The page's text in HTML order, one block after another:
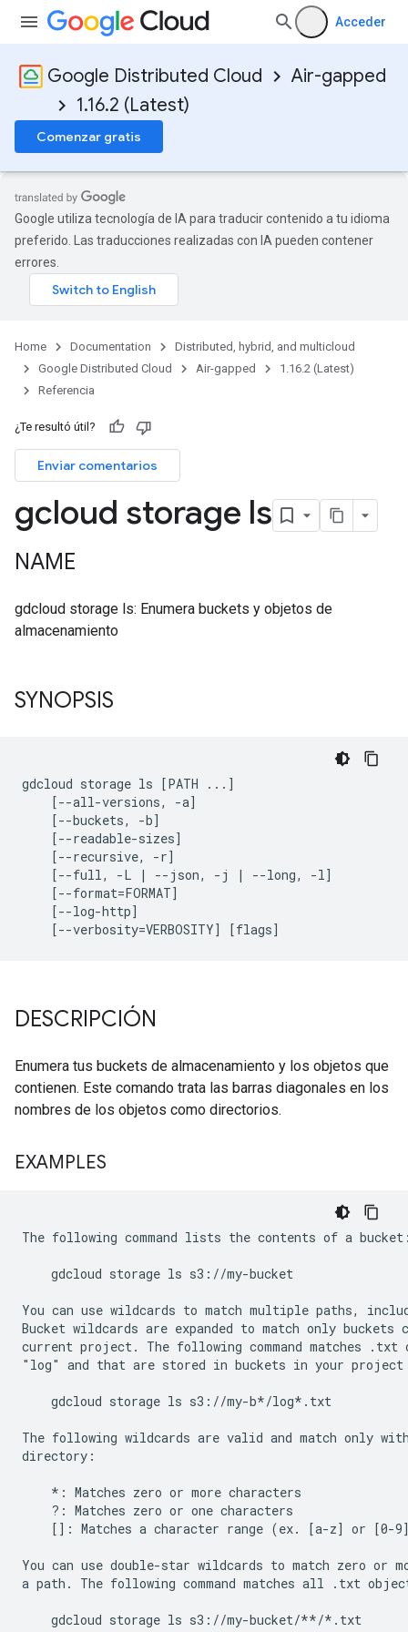
Acceder
Google Distributed Cloud
Air-gapped
1.16.2 (Latest)
Comenzar gratis
Google utiliza tecnología de IA para traducir contenido a tu idioma
preferido. Las traducciones realizadas con IA pueden contener
errores.
Home Documentation
Distributed, hybrid, and multicloud
Google Distributed Cloud
Air-gapped
1.16.2 (Latest)
Referencia
¿Te resultó útil?
Enviar comentarios
gcloud storage ls
NAME
gdcloud storage ls: Enumera buckets y objetos de
almacenamiento
SYNOPSIS
gdcloud storage ls [PATH ...]
    [--all-versions, -a]
    [--buckets, -b]
    [--readable-sizes]
    [--recursive, -r]
    [--full, -L | --json, -j | --long, -l]
    [--format=FORMAT]
    [--log-http]
DESCRIPCIÓN
Enumera tus buckets de almacenamiento y los objetos que
contienen. Este comando trata las barras diagonales en los
nombres de los objetos como directorios.
EXAMPLES
The following command lists the contents of a
    gdcloud storage ls s3://my-bucket
You can use wildcards to match multiple paths,
Bucket wildcards are expanded to match only buckets
current project. The following command matches
"log" and that are stored in buckets in your
    gdcloud storage ls s3://my-b*/log*.txt
The following wildcards are valid and match only
directory:
    *: Matches zero or more characters
    ?: Matches zero or one characters
[]: Matches a character range (ex. [a-z] or [0-
You can use double-star wildcards to match zero or
a path. The following command matches all .txt
    gdcloud storage ls s3://my-bucket/**/*.txt